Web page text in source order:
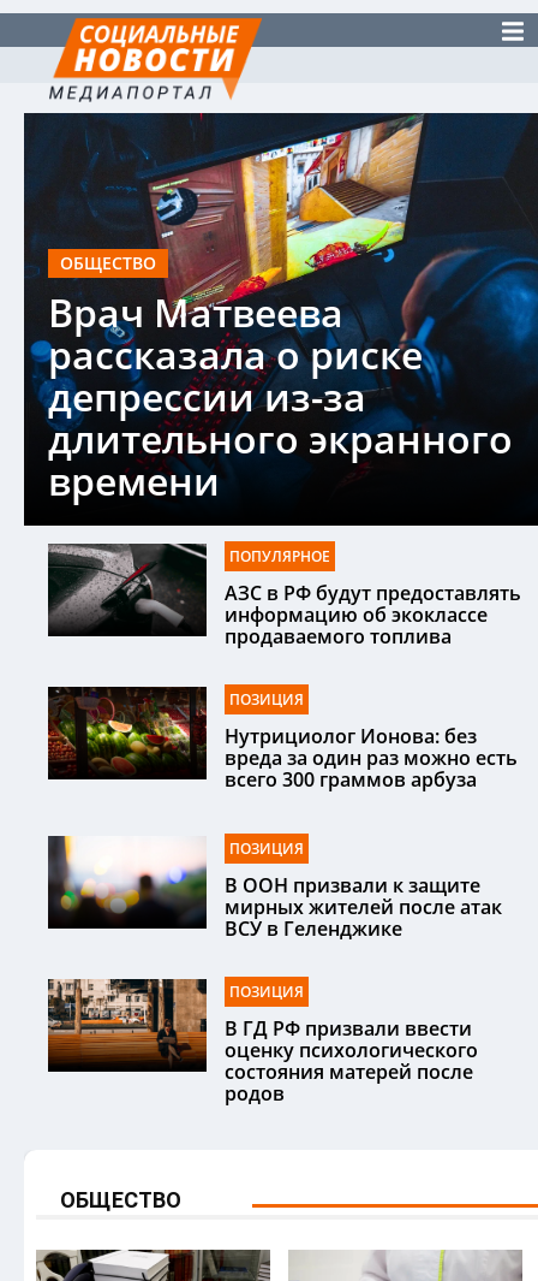
ОБЩЕСТВО
Врач Матвеева
рассказала о риске
депрессии из-за
длительного экранного
времени
ПОПУЛЯРНОЕ
АЗС в РФ будут предоставлять
информацию об экоклассе
продаваемого топлива
ПОЗИЦИЯ
Нутрициолог Ионова: без
вреда за один раз можно есть
всего 300 граммов арбуза
ПОЗИЦИЯ
В ООН призвали к защите
мирных жителей после атак
ВСУ в Геленджике
ПОЗИЦИЯ
В ГД РФ призвали ввести
оценку психологического
состояния матерей после
родов
ОБЩЕСТВО